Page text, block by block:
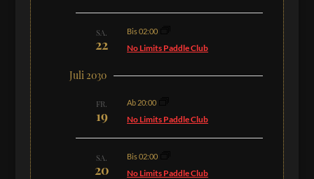
SA.
22
Bis 02:00
No Limits Paddle Club
Juli 2030
FR.
19
Ab 20:00
No Limits Paddle Club
SA.
20
Bis 02:00
No Limits Paddle Club